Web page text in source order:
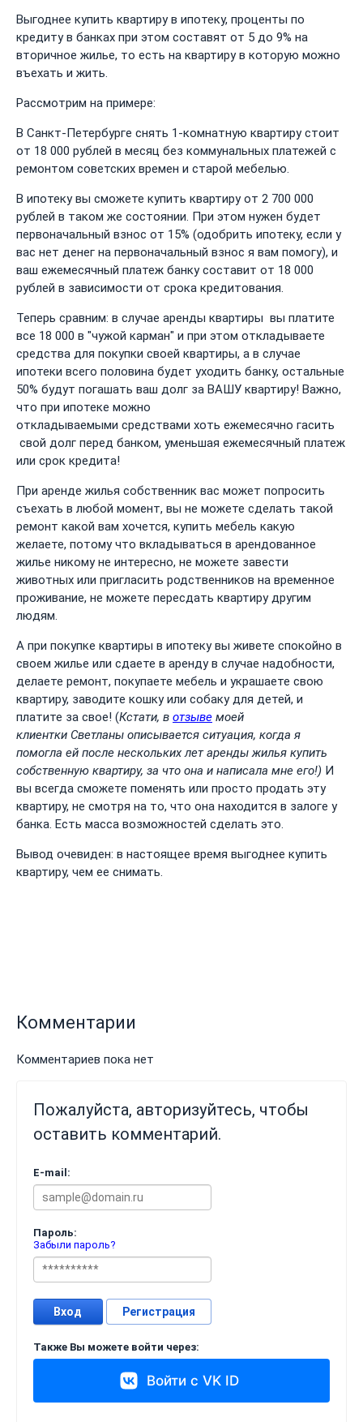
Выгоднее купить квартиру в ипотеку, проценты по
кредиту в банках при этом составят от 5 до 9% на
вторичное жилье, то есть на квартиру в которую можно
въехать и жить.
Рассмотрим на примере:
В Санкт-Петербурге снять 1-комнатную квартиру стоит
от 18 000 рублей в месяц без коммунальных платежей с
ремонтом советских времен и старой мебелью.
В ипотеку вы сможете купить квартиру от 2 700 000
рублей в таком же состоянии. При этом нужен будет
первоначальный взнос от 15% (одобрить ипотеку, если у
вас нет денег на первоначальный взнос я вам помогу), и
ваш ежемесячный платеж банку составит от 18 000
рублей в зависимости от срока кредитования.
Теперь сравним: в случае аренды квартиры вы платите
все 18 000 в "чужой карман" и при этом откладываете
средства для покупки своей квартиры, а в случае
ипотеки всего половина будет уходить банку, остальные
50% будут погашать ваш долг за ВАШУ квартиру! Важно,
что при ипотеке можно
откладываемыми средствами хоть ежемесячно гасить
свой долг перед банком, уменьшая ежемесячный платеж
или срок кредита!
При аренде жилья собственник вас может попросить
съехать в любой момент, вы не можете сделать такой
ремонт какой вам хочется, купить мебель какую
желаете, потому что вкладываться в арендованное
жилье никому не интересно, не можете завести
животных или пригласить родственников на временное
проживание, не можете пересдать квартиру другим
людям.
А при покупке квартиры в ипотеку вы живете спокойно в
своем жилье или сдаете в аренду в случае надобности,
делаете ремонт, покупаете мебель и украшаете свою
квартиру, заводите кошку или собаку для детей, и
платите за свое! (Кстати, в отзыве моей
клиентки Светланы описывается ситуация, когда я
помогла ей после нескольких лет аренды жилья купить
собственную квартиру, за что она и написала мне его!) И
вы всегда сможете поменять или просто продать эту
квартиру, не смотря на то, что она находится в залоге у
банка. Есть масса возможностей сделать это.
Вывод очевиден: в настоящее время выгоднее купить
квартиру, чем ее снимать.
Комментарии
Комментариев пока нет
Пожалуйста, авторизуйтесь, чтобы
оставить комментарий.
E-mail:
Пароль:
Забыли пароль?
Регистрация
Вход
Также Вы можете войти через:
Войти с VK ID